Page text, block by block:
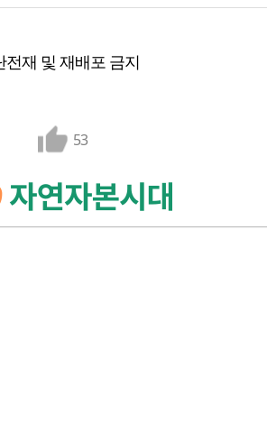
재 및 재배포 금지
53